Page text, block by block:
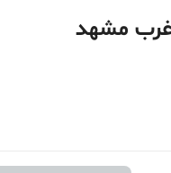
غرب مشهد